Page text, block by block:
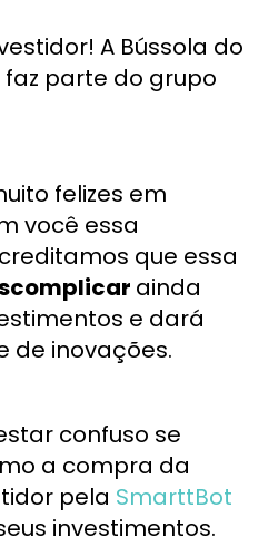
A Bússola do
parte do grupo
felizes em
você essa
que essa
ainda
e dará
de inovações.
confuso se
a compra da
pela SmarttBot
investimentos.